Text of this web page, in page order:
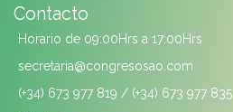
Contacto
Horario de 09:00Hrs a 17:00Hrs
secretaria@congresosao.com
(+34) 673 977 819 / (+34) 673 977 835